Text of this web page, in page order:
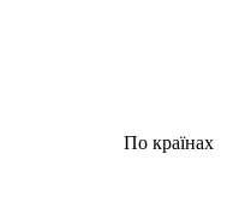
По країнах